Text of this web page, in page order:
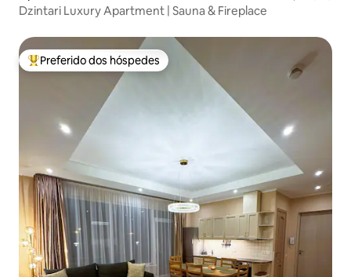
Dzintari Luxury Apartment | Sauna & Fireplace
Entre os melhores preferidos dos hóspedes
Preferido dos hóspedes